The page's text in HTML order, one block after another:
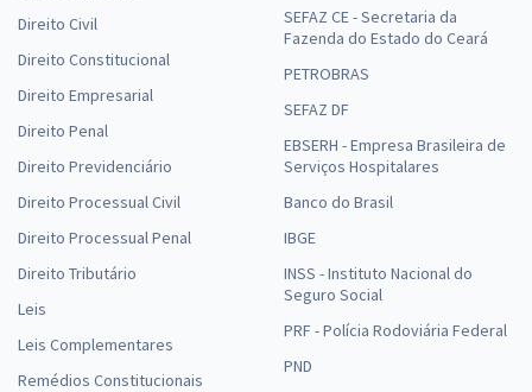
Direito Civil
Direito Constitucional
Direito Empresarial
Direito Penal
Direito Previdenciário
Direito Processual Civil
Direito Processual Penal
Direito Tributário
Leis
Leis Complementares
Remédios Constitucionais
SEFAZ CE - Secretaria da
Fazenda do Estado do Ceará
PETROBRAS
SEFAZ DF
EBSERH - Empresa Brasileira de
Serviços Hospitalares
Banco do Brasil
IBGE
INSS - Instituto Nacional do
Seguro Social
PRF - Polícia Rodoviária Federal
PND